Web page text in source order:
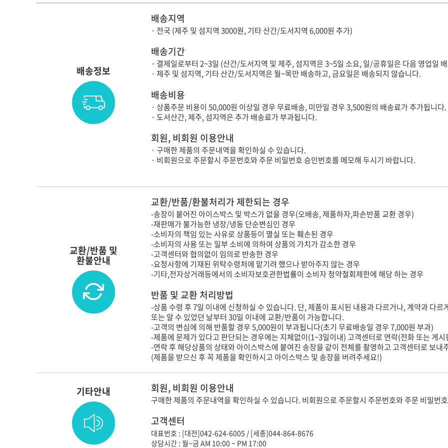
배송정보
배송지역
· 전국 (제주 및 섬지역 3000원, 기타 산간/도서지역 6,000원 추가)
배송기간
· 결제일로부터 2~3일 (산간/도서지역 및 제주, 섬지역은 3~5일 소요, 일/공휴일은 다음 영업일
· 제주 및 섬지역, 기타 산간/도서지역은 월~목만 배송하고, 금요일은 배송되지 않습니다.
배송비용
· 상품주문 비용이 50,000원 이상일 경우 무료배송, 미만일 경우 3,500원의 배송료가 추가됩니다.
· 도서산간, 제주, 섬지역은 추가 배송료가 부과됩니다.
회원, 비회원 이용안내
· 구매한 제품의 주문내역을 확인하실 수 있습니다.
· 비회원으로 주문할시 주문번호와 주문 비밀번호 승인번호를 메모해 두시기 바랍니다.
교환/반품 및
환불안내
교환/반품/환불처리가 제한되는 경우
-송장이 붙어진 아이스박스 및 박스가 없을 경우(오배송, 제품하자,파손반품 교환 경우)
-재판매가 불가능한 냉장/냉동 단순변심인 경우
-소비자의 책임 있는 사유로 상품등이 멸실 또는 훼손된 경우
-소비자의 사용 또는 일부 소비에 의하여 상품의 가치가 감소한 경우
-고객센터와 협의없이 임의로 반송한 경우
-요청사항에 기재된 위탁수령처에 맡기려 했으나 받아주지 않는 경우
-기타,전자상거래등에서의 소비자보호관한법률이 소비자 청약철회제한에 해당 하는 경우
반품 및 교환 처리방법
-상품 수령 후 7일 이내에 신청하실 수 있습니다. 단, 제품이 표시된 내용과 다르거나, 계약과 다
또는 알 수 있었던 날부터 30일 이내에 교환/반품이 가능합니다.
-고객의 변심에 의해 반품할 경우 5,000원이 부과됩니다(초기 무료배송일 경우 7,000원 부과)
-제품에 문제가 있다고 판단되는 경우에는 지체없이(1~3일이내) 고객센터로 연락(전화 또는 게
-연락 후 해당상품의 상태와 아이스박스에 붙여진 송장을 같이 전체를 촬영하고 고객센터로 보
(제품을 받으신 후 꼭 제품을 확인하시고 아이스박스 및 송장을 버려주세요!)
기타안내 회원, 비회원 이용안내
구매한 제품의 주문내역을 확인하실 수 있습니다. 비회원으로 주문할시 주문번호와 주문 비밀번
고객센터
대표번호 : [대전]042-624-6005 / [세종]044-864-8676
상담시간 : 월~금 AM 10:00 ~ PM 17:00